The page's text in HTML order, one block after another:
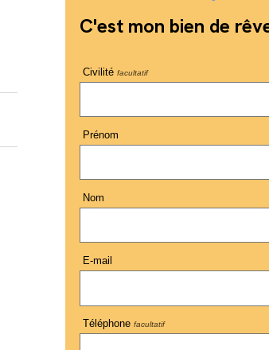
C'est mon bien de
Civilitéfacultatif
Prénom
Nom
E-mail
Téléphonefacultatif